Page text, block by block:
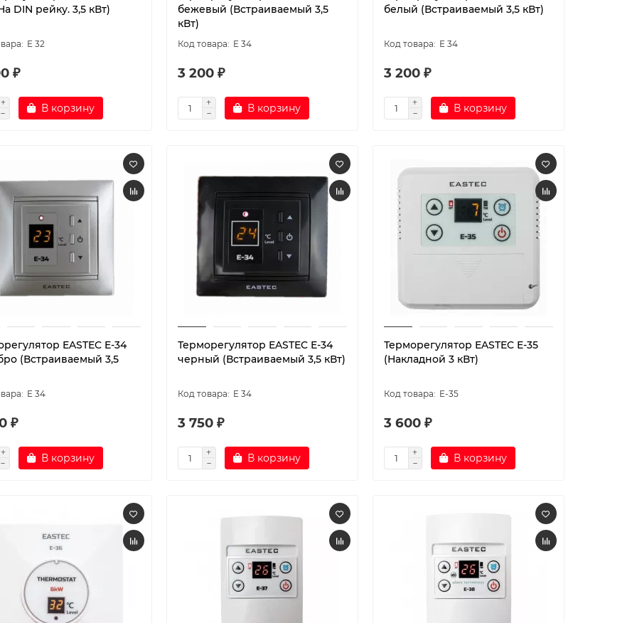
DIN рейку. 3,5 кВт)
E 32
₽
В корзину
бежевый (Встраиваемый 3,5
кВт)
E 34
3 200 ₽
В корзину
белый (Встраиваемый 3,5 кВт)
E 34
3 200 ₽
В корзину
EASTEC E-34
(Встраиваемый 3,5
E 34
₽
В корзину
Терморегулятор EASTEC E-34
черный (Встраиваемый 3,5 кВт)
E 34
3 750 ₽
В корзину
Терморегулятор EASTEC E-35
(Накладной 3 кВт)
E-35
3 600 ₽
В корзину